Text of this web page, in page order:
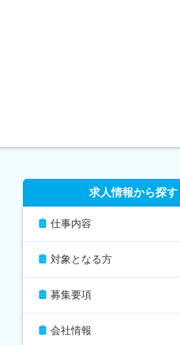
求人情報から探す
仕事内容
対象となる方
募集要項
会社情報